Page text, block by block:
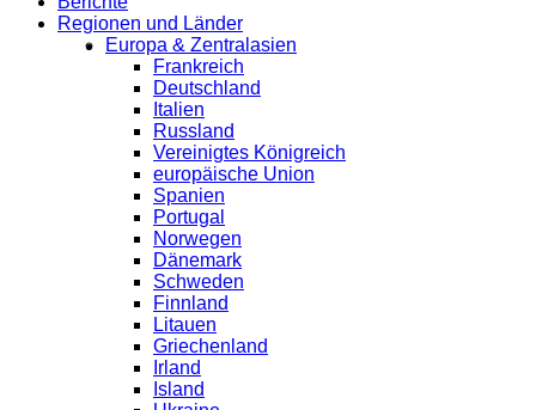
Regionen und Länder
Europa & Zentralasien
Frankreich
Deutschland
Italien
Russland
Vereinigtes Königreich
europäische Union
Spanien
Portugal
Norwegen
Dänemark
Schweden
Finnland
Litauen
Griechenland
Irland
Island